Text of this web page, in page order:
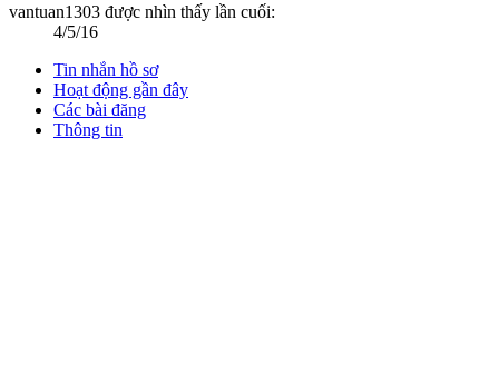
vantuan1303 được nhìn thấy lần cuối:
4/5/16
Tin nhắn hồ sơ
Hoạt động gần đây
Các bài đăng
Thông tin